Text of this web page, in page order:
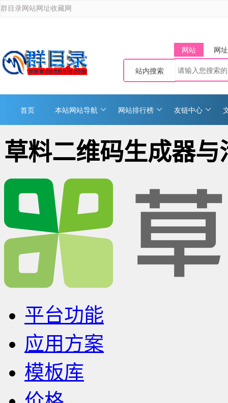
群目录网站网址收藏网
网站 网址
站内搜索
首页 本站网站导航 网站排行榜 友链中心